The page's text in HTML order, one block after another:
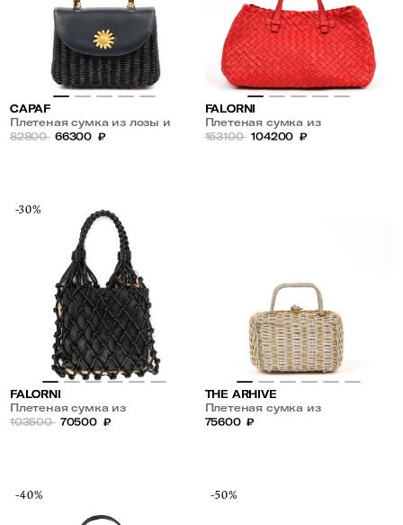
CAPAF
Плетеная сумка из лозы и
кожи
82800 66300 ₽
FALORNI
Плетеная сумка из
натуральной кожи
153100 104200 ₽
-30%
FALORNI
Плетеная сумка из
натуральной кожи
103500 70500 ₽
THE ARHIVE
Плетеная сумка из
металлической проволоки
75600 ₽
-40% -50%